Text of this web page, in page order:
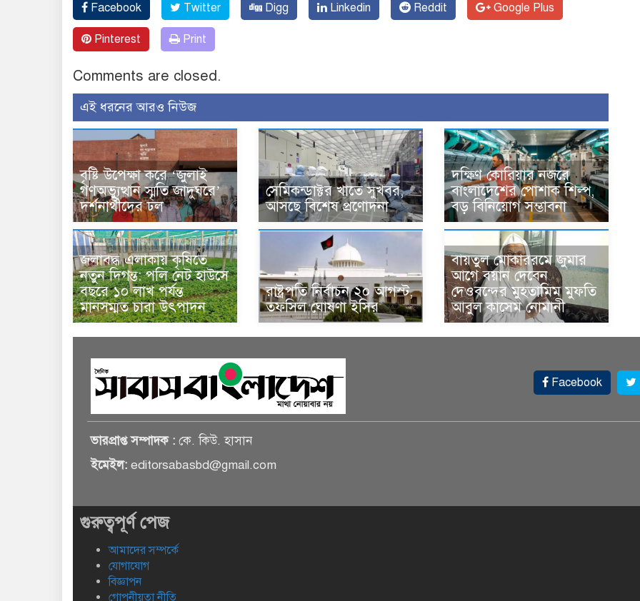
Facebook Twitter Digg Linkedin Reddit Google Plus
Pinterest Print
Comments are closed.
এই ধরনের আরও নিউজ
বৃষ্টি উপেক্ষা করে ‘জুলাই
গণঅভ্যুত্থান স্মৃতি জাদুঘরে’
দর্শনার্থীদের ঢল
সেমিকন্ডাক্টর খাতে সুখবর,
আসছে বিশেষ প্রণোদনা
দক্ষিণ কোরিয়ার নজরে
বাংলাদেশের পোশাক শিল্প,
বড় বিনিয়োগ সম্ভাবনা
জলাবদ্ধ এলাকায় কৃষিতে
নতুন দিগন্ত: পলি নেট হাউসে
বছরে ১০ লাখ পর্যন্ত
মানসম্মত চারা উৎপাদন
রাষ্ট্রপতি নির্বাচন ২০ আগস্ট,
তফসিল ঘোষণা ইসির
বায়তুল মোকাররমে জুমার
আগে বয়ান দেবেন
দেওবন্দের মুহতামিম মুফতি
আবুল কাসেম নোমানী
Facebook
ভারপ্রাপ্ত সম্পাদক : কে. কিউ. হাসান
ইমেইল: editorsabasbd@gmail.com
গুরুত্বপূর্ণ পেজ
আমাদের সম্পর্কে
যোগাযোগ
বিজ্ঞাপন
গোপনীয়তা নীতি